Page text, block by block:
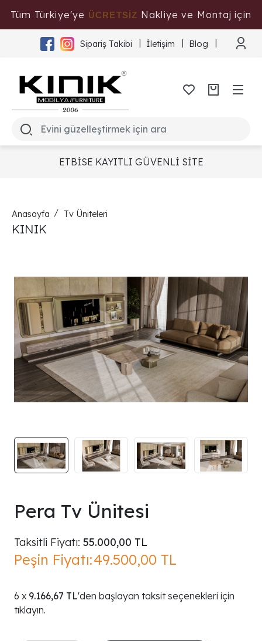
Tüm Türkiye'ye ÜCRETSİZ Nakliye ve Montaj için
Tıklayınız
Sipariş Takibi İletişim Blog
ETBİSE KAYITLI GÜVENLİ SİTE
Anasayfa Tv Üniteleri
KINIK
Pera Tv Ünitesi
Taksitli Fiyatı: 55.000,00 TL
Peşin Fiyatı:49.500,00 TL
9.166,67 TL'den başlayan taksit seçenekleri için
tıklayın.